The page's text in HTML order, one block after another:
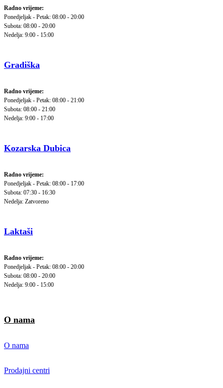
Radno vrijeme:
Ponedjeljak - Petak: 08:00 - 20:00
Subota: 08:00 - 20:00
Nedelja: 9:00 - 15:00
Gradiška
Radno vrijeme:
Ponedjeljak - Petak: 08:00 - 21:00
Subota: 08:00 - 21:00
Nedelja: 9:00 - 17:00
Kozarska Dubica
Radno vrijeme:
Ponedjeljak - Petak: 08:00 - 17:00
Subota: 07:30 - 16:30
Nedelja: Zatvoreno
Laktaši
Radno vrijeme:
Ponedjeljak - Petak: 08:00 - 20:00
Subota: 08:00 - 20:00
Nedelja: 9:00 - 15:00
O nama
O nama
Prodajni centri